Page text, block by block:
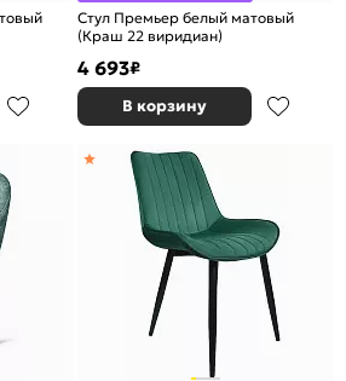
Стул Премьер белый матовый
(Краш 22 виридиан)
4 693₽
В корзину